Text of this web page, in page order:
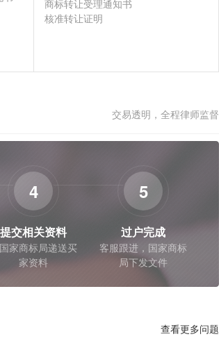
商标转让受理通知书
核准转让证明
交易透明，全程律师监督
4
提交相关资料
家商标局递送买
家资料
5
过户完成
客服跟进，国家商标
局下发文件
查看更多问题